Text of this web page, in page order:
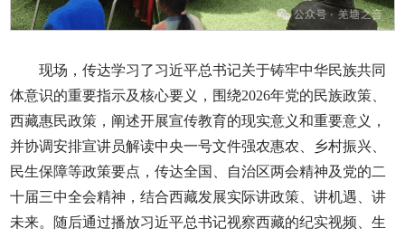
现场，传达学习了习近平总书记关于铸牢中华民族共同
体意识的重要指示及核心要义，围绕2026年党的民族政策、
西藏惠民政策，阐述开展宣传教育的现实意义和重要意义，
并协调安排宣讲员解读中央一号文件强农惠农、乡村振兴、
民生保障等政策要点，传达全国、自治区两会精神及党的二
十届三中全会精神，结合西藏发展实际讲政策、讲机遇、讲
未来。随后通过播放习近平总书记视察西藏的纪实视频、生